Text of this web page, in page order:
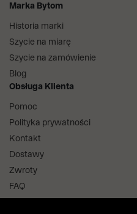
Marka Bytom
Historia marki
Szycie na miarę
Szycie na zamówienie
Blog
Obsługa Klienta
Pomoc
Polityka prywatności
Kontakt
Dostawy
Zwroty
FAQ